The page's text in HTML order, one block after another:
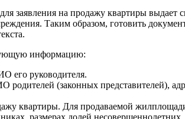
заявления на продажу квартиры
Таким образом, готовить
информацию:
его руководителя.
родителей (законных представителей),
квартиры. Для продаваемой